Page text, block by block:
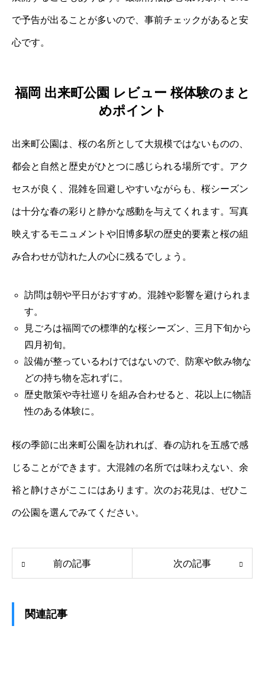
で予告が出ることが多いので、事前チェックがあると安
心です。
福岡 出来町公園 レビュー 桜体験のまと
めポイント
出来町公園は、桜の名所として大規模ではないものの、
都会と自然と歴史がひとつに感じられる場所です。アク
セスが良く、混雑を回避しやすいながらも、桜シーズン
は十分な春の彩りと静かな感動を与えてくれます。写真
映えするモニュメントや旧博多駅の歴史的要素と桜の組
み合わせが訪れた人の心に残るでしょう。
訪問は朝や平日がおすすめ。混雑や影響を避けられま
す。
見ごろは福岡での標準的な桜シーズン、三月下旬から
四月初旬。
設備が整っているわけではないので、防寒や飲み物な
どの持ち物を忘れずに。
歴史散策や寺社巡りを組み合わせると、花以上に物語
性のある体験に。
桜の季節に出来町公園を訪れれば、春の訪れを五感で感
じることができます。大混雑の名所では味わえない、余
裕と静けさがここにはあります。次のお花見は、ぜひこ
の公園を選んでみてください。
前の記事 次の記事
関連記事